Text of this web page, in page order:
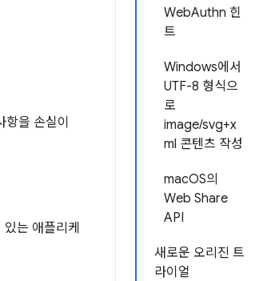
WebAuthn 힌
트
Windows에서
UTF-8 형식으
로
image/svg+x
ml 콘텐츠 작성
macOS의
Web Share
API
새로운 오리진 트
라이얼
을 손실이
는 애플리케